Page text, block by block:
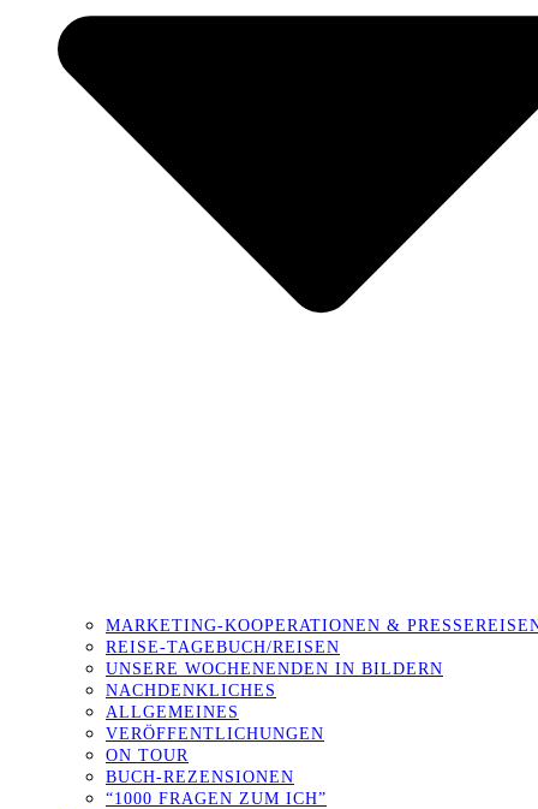
MARKETING-KOOPERATIONEN &
REISE-TAGEBUCH/REISEN
UNSERE WOCHENENDEN IN BILDERN
NACHDENKLICHES
ALLGEMEINES
VERÖFFENTLICHUNGEN
ON TOUR
BUCH-REZENSIONEN
“1000 FRAGEN ZUM ICH”